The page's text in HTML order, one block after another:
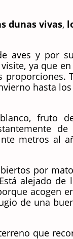
dunas vivas,
aves y por
ya que
hasta
fruto
metros al
por
alejado de
acogen
de una
que